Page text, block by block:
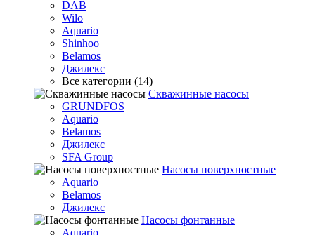
DAB
Wilo
Aquario
Shinhoo
Belamos
Джилекс
Все категории (14)
Скважинные насосы
GRUNDFOS
Aquario
Belamos
Джилекс
SFA Group
Насосы поверхностные
Aquario
Belamos
Джилекс
Насосы фонтанные
Aquario